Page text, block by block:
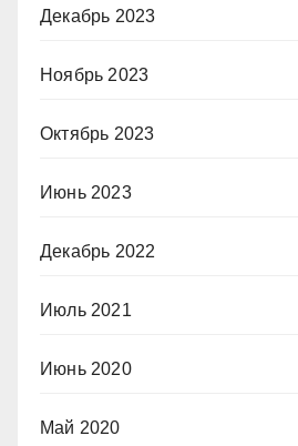
Декабрь 2023
Ноябрь 2023
Октябрь 2023
Июнь 2023
Декабрь 2022
Июль 2021
Июнь 2020
Май 2020